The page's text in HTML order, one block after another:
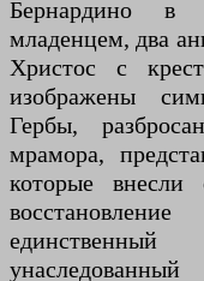
Бернардино в
младенцем, два
Христос с
изображены
Гербы,
мрамора,
которые